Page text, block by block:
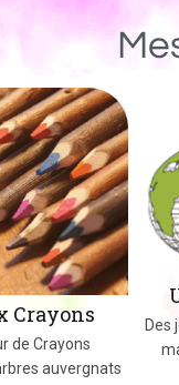
Crayons
de Crayons
auvergnats
Des